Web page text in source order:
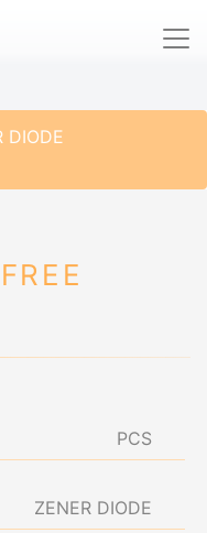
DIODE
PCS
ZENER DIODE